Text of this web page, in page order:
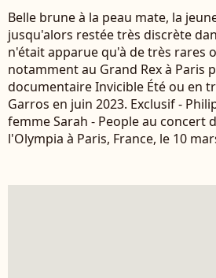
Belle brune à la peau mate, la
jusqu'alors restée très discrète
n'était apparue qu'à de très rares
notamment au Grand Rex à Paris
documentaire Invicible Été ou en
Garros en juin 2023. Exclusif -
femme Sarah - People au concert
l'Olympia à Paris, France, le 10